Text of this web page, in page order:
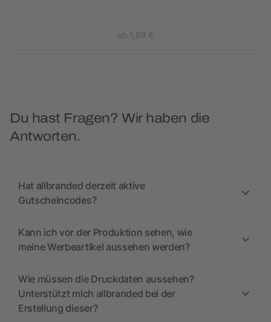
ab 1,69 €
Du hast Fragen? Wir haben die
Antworten.
Hat allbranded derzeit aktive
Gutscheincodes?
Kann ich vor der Produktion sehen, wie
meine Werbeartikel aussehen werden?
Wie müssen die Druckdaten aussehen?
Unterstützt mich allbranded bei der
Erstellung dieser?